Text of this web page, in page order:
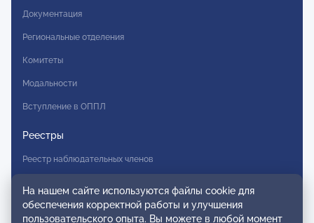
Документация
Региональные отделения
Комитеты
Модальности
Вступление в ОППЛ
Реестры
Реестр наблюдательных членов
Реестр действительных членов
На нашем сайте используются файлы cookie для
обеспечения корректной работы и улучшения
пользовательского опыта. Вы можете в любой момент